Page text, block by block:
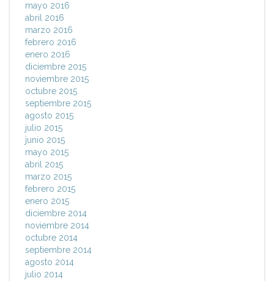
mayo 2016
abril 2016
marzo 2016
febrero 2016
enero 2016
diciembre 2015
noviembre 2015
octubre 2015
septiembre 2015
agosto 2015
julio 2015
junio 2015
mayo 2015
abril 2015
marzo 2015
febrero 2015
enero 2015
diciembre 2014
noviembre 2014
octubre 2014
septiembre 2014
agosto 2014
julio 2014